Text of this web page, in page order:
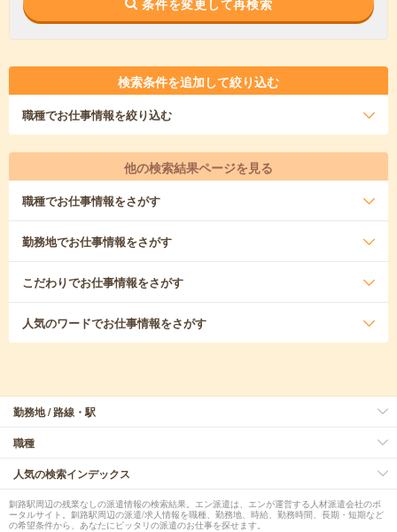
条件を変更して再検索
検索条件を追加して絞り込む
職種でお仕事情報を絞り込む
他の検索結果ページを見る
職種でお仕事情報をさがす
勤務地でお仕事情報をさがす
こだわりでお仕事情報をさがす
人気のワードでお仕事情報をさがす
勤務地 / 路線・駅
職種
人気の検索インデックス
釧路駅周辺の残業なしの派遣情報の検索結果。エン派遣は、エンが運営する人材派遣会社のポ
ータルサイト。釧路駅周辺の派遣/求人情報を職種、勤務地、時給、勤務時間、長期・短期など
の希望条件から、あなたにピッタリの派遣のお仕事を探せます。